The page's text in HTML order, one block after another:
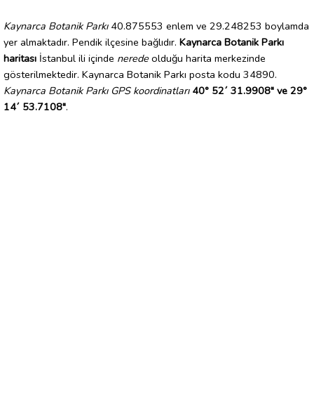
Kaynarca Botanik Parkı40.875553 enlem ve 29.248253 boylamda
yer almaktadır. Pendik ilçesine bağlıdır. Kaynarca Botanik Parkı
haritası İstanbul ili içinde nerede olduğu harita merkezinde
gösterilmektedir. Kaynarca Botanik Parkı posta kodu 34890.
Kaynarca Botanik Parkı GPS koordinatları 40° 52´ 31.9908" ve 29°
14´ 53.7108".